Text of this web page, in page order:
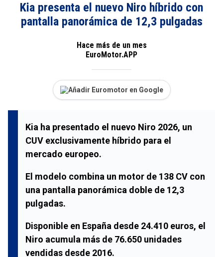
Kia presenta el nuevo Niro híbrido con
pantalla panorámica de 12,3 pulgadas
Hace más de un mes
EuroMotor.APP
Añadir Euromotor en Google
Kia ha presentado el nuevo Niro 2026, un
CUV exclusivamente híbrido para el
mercado europeo.
El modelo combina un motor de 138 CV con
una pantalla panorámica doble de 12,3
pulgadas.
Disponible en España desde 24.410 euros, el
Niro acumula más de 76.650 unidades
vendidas desde 2016.